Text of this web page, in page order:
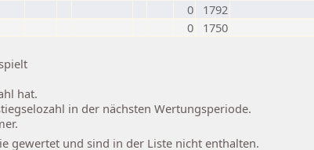
0
1792
0
1750
hat.
in der nächsten Wertungsperiode.
gewertet und sind in der Liste nicht enthalten.